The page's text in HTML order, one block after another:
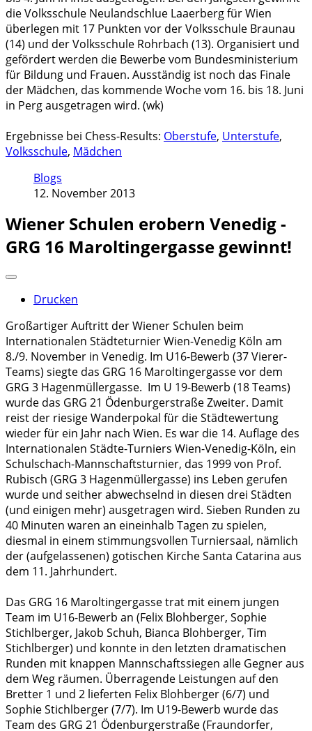
die Volksschule Neulandschlue Laaerberg für Wien
überlegen mit 17 Punkten vor der Volksschule Braunau
(14) und der Volksschule Rohrbach (13). Organisiert und
gefördert werden die Bewerbe vom Bundesministerium
für Bildung und Frauen. Ausständig ist noch das Finale
der Mädchen, das kommende Woche vom 16. bis 18. Juni
in Perg ausgetragen wird. (wk)
Ergebnisse bei Chess-Results: Oberstufe, Unterstufe,
Volksschule, Mädchen
Blogs
12. November 2013
Wiener Schulen erobern Venedig -
GRG 16 Maroltingergasse gewinnt!
Drucken
Großartiger Auftritt der Wiener Schulen beim
Internationalen Städteturnier Wien-Venedig Köln am
8./9. November in Venedig. Im U16-Bewerb (37 Vierer-
Teams) siegte das GRG 16 Maroltingergasse vor dem
GRG 3 Hagenmüllergasse. Im U 19-Bewerb (18 Teams)
wurde das GRG 21 Ödenburgerstraße Zweiter. Damit
reist der riesige Wanderpokal für die Städtewertung
wieder für ein Jahr nach Wien. Es war die 14. Auflage des
Internationalen Städte-Turniers Wien-Venedig-Köln, ein
Schulschach-Mannschaftsturnier, das 1999 von Prof.
Rubisch (GRG 3 Hagenmüllergasse) ins Leben gerufen
wurde und seither abwechselnd in diesen drei Städten
(und einigen mehr) ausgetragen wird. Sieben Runden zu
40 Minuten waren an eineinhalb Tagen zu spielen,
diesmal in einem stimmungsvollen Turniersaal, nämlich
der (aufgelassenen) gotischen Kirche Santa Catarina aus
dem 11. Jahrhundert.
Das GRG 16 Maroltingergasse trat mit einem jungen
Team im U16-Bewerb an (Felix Blohberger, Sophie
Stichlberger, Jakob Schuh, Bianca Blohberger, Tim
Stichlberger) und konnte in den letzten dramatischen
Runden mit knappen Mannschaftssiegen alle Gegner aus
dem Weg räumen. Überragende Leistungen auf den
Bretter 1 und 2 lieferten Felix Blohberger (6/7) und
Sophie Stichlberger (7/7). Im U19-Bewerb wurde das
Team des GRG 21 Ödenburgerstraße (Fraundorfer,